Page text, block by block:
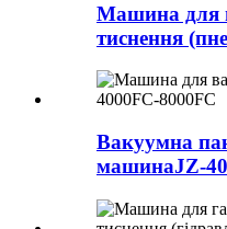
Машина для
тиснення
Вакуумна
машинаJZ-